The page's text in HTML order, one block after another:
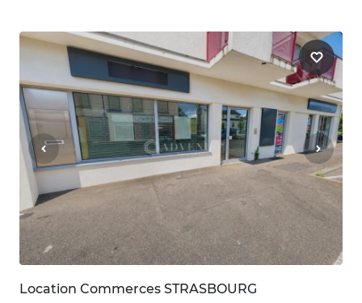
Location Commerces STRASBOURG